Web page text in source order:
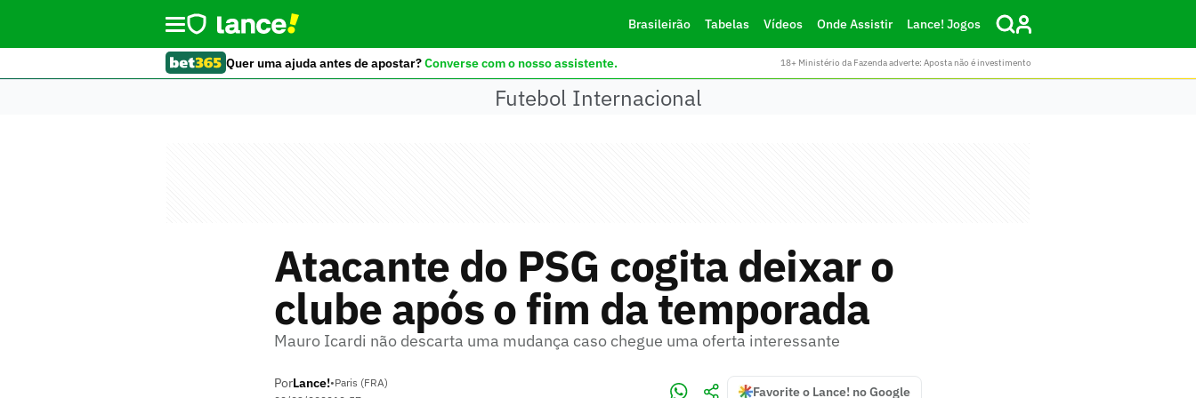
Brasileirão Tabelas Vídeos Onde Assistir Lance! Jogos
Quer uma ajuda antes de apostar?Converse com o nosso assistente. 18+ Ministério da Fazenda adverte: Aposta não é investimento
Futebol Internacional
Atacante do PSG cogita deixar o
clube após o fim da temporada
Mauro Icardi não descarta uma mudança caso chegue uma oferta interessante
PorLance!•Paris (FRA)
Favorite o Lance! no Google